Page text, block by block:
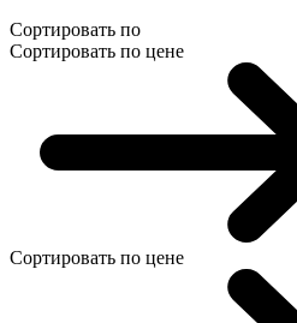
Сортировать по
Сортировать по цене
Сортировать по цене